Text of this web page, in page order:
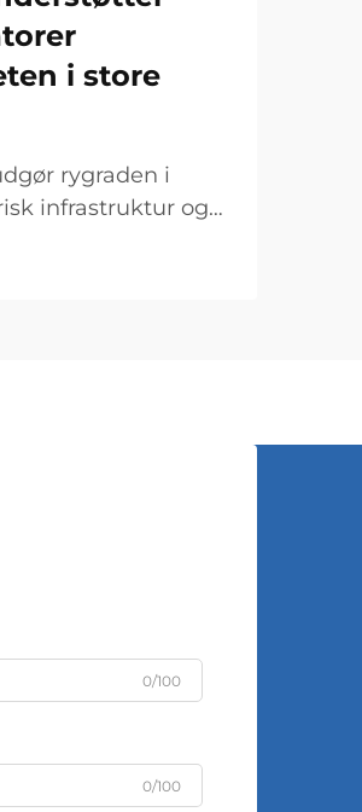
i store
rygraden i
infrastruktur og
og pålidelighed
0/100
0/100